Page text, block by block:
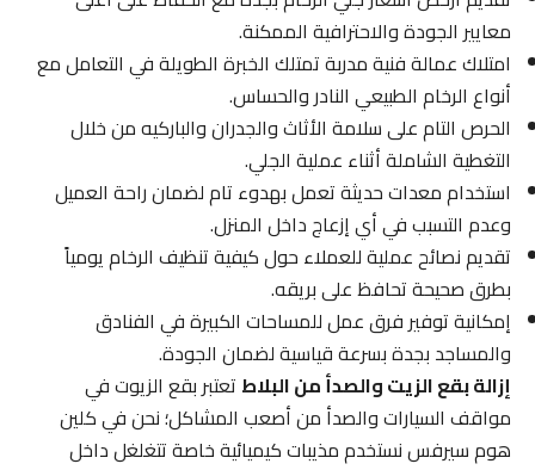
معايير الجودة والاحترافية الممكنة.
امتلاك عمالة فنية مدربة تمتلك الخبرة الطويلة في التعامل مع
أنواع الرخام الطبيعي النادر والحساس.
الحرص التام على سلامة الأثاث والجدران والباركيه من خلال
التغطية الشاملة أثناء عملية الجلي.
استخدام معدات حديثة تعمل بهدوء تام لضمان راحة العميل
وعدم التسبب في أي إزعاج داخل المنزل.
تقديم نصائح عملية للعملاء حول كيفية تنظيف الرخام يومياً
بطرق صحيحة تحافظ على بريقه.
إمكانية توفير فرق عمل للمساحات الكبيرة في الفنادق
والمساجد بجدة بسرعة قياسية لضمان الجودة.
إزالة بقع الزيت والصدأ من البلاطتعتبر بقع الزيوت في
مواقف السيارات والصدأ من أصعب المشاكل؛ نحن في كلين
هوم سيرفس نستخدم مذيبات كيميائية خاصة تتغلغل داخل